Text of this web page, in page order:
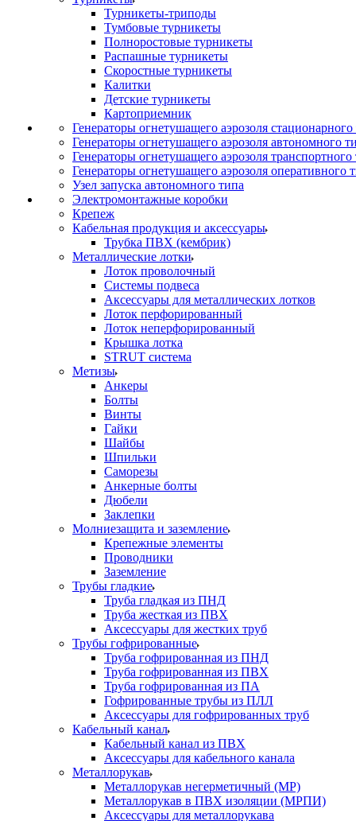
Турникеты-триподы
Тумбовые турникеты
Полноростовые турникеты
Распашные турникеты
Скоростные турникеты
Калитки
Детские турникеты
Картоприемник
Генераторы огнетушащего аэрозоля стационарного
Генераторы огнетушащего аэрозоля автономного
Генераторы огнетушащего аэрозоля транспортного
Генераторы огнетушащего аэрозоля оперативного
Узел запуска автономного типа
Электромонтажные коробки
Крепеж
Кабельная продукция и аксессуары
Трубка ПВХ (кембрик)
Металлические лотки
Лоток проволочный
Системы подвеса
Аксессуары для металлических лотков
Лоток перфорированный
Лоток неперфорированный
Крышка лотка
STRUT система
Метизы
Анкеры
Болты
Винты
Гайки
Шайбы
Шпильки
Саморезы
Анкерные болты
Дюбели
Заклепки
Молниезащита и заземление
Крепежные элементы
Проводники
Заземление
Трубы гладкие
Труба гладкая из ПНД
Труба жесткая из ПВХ
Аксессуары для жестких труб
Трубы гофрированные
Труба гофрированная из ПНД
Труба гофрированная из ПВХ
Труба гофрированная из ПА
Гофрированные трубы из ПЛЛ
Аксессуары для гофрированных труб
Кабельный канал
Кабельный канал из ПВХ
Аксессуары для кабельного канала
Металлорукав
Металлорукав негерметичный (МР)
Металлорукав в ПВХ изоляции (МРПИ)
Аксессуары для металлорукава